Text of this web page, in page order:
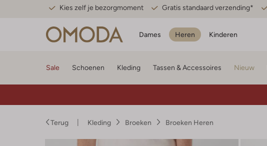
Kies zelf je bezorgmoment Gratis standaard verzending*
Dames Heren Kinderen
Sale Schoenen Kleding Tassen & Accessoires Nieuw
Terug Kleding Broeken Broeken Heren